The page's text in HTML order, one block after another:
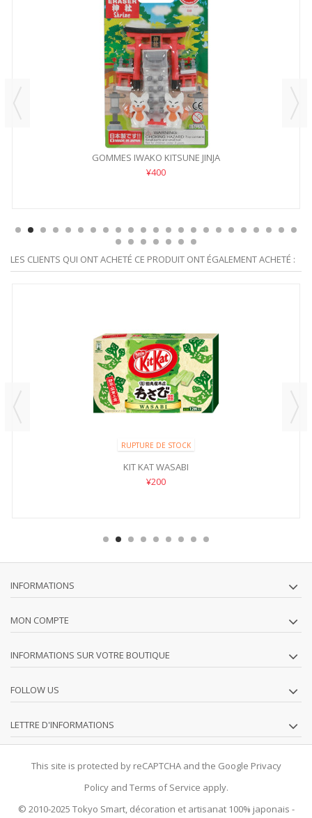
GOMMES IWAKO KITSUNE JINJA
¥400
LES CLIENTS QUI ONT ACHETÉ CE PRODUIT ONT ÉGALEMENT ACHETÉ :
RUPTURE DE STOCK
KIT KAT WASABI
¥200
INFORMATIONS
MON COMPTE
INFORMATIONS SUR VOTRE BOUTIQUE
FOLLOW US
LETTRE D'INFORMATIONS
This site is protected by reCAPTCHA and the Google Privacy
Policyand Terms of Service apply.
© 2010-2025 Tokyo Smart, décoration et artisanat 100% japonais -